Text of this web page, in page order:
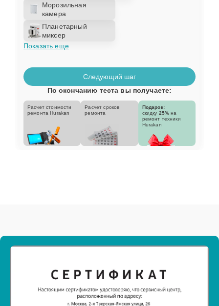
Морозильная
камера
Планетарный
миксер
Показать еще
Следующий шаг
По окончанию теста вы получаете:
Расчет стоимости
ремонта Hurakan
Расчет сроков
ремонта
Подарок:
скидку 25% на
ремонт техники
Hurakan